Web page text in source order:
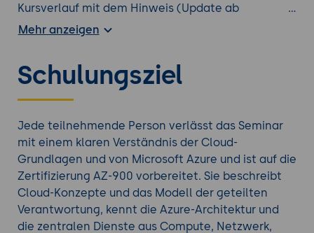
Kursverlauf mit dem Hinweis (Update ab
20.07.2026) gekennzeichnet. Eine leichte Übung
Vertiefen Sie Ihr Wissen mit einer weiteren
aus unserem Angebot.
Mehr anzeigen
Schulungsziel
Jede teilnehmende Person verlässt das Seminar
mit einem klaren Verständnis der Cloud-
Grundlagen und von Microsoft Azure und ist auf die
Zertifizierung AZ-900 vorbereitet. Sie beschreibt
Cloud-Konzepte und das Modell der geteilten
Verantwortung, kennt die Azure-Architektur und
die zentralen Dienste aus Compute, Netzwerk,